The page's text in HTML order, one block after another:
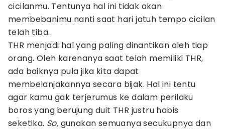
cicilanmu. Tentunya hal ini tidak akan
membebanimu nanti saat hari jatuh tempo cicilan
telah tiba.
THR menjadi hal yang paling dinantikan oleh tiap
orang. Oleh karenanya saat telah memiliki THR,
ada baiknya pula jika kita dapat
membelanjakannya secara bijak. Hal ini tentu
agar kamu gak terjerumus ke dalam perilaku
boros yang berujung duit THR justru habis
seketika. So, gunakan semuanya secukupnya dan